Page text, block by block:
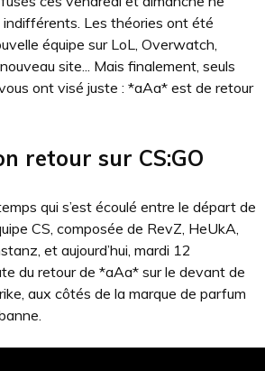
Les théories ont été
équipe sur LoL, Overwatch,
site... Mais finalement, seuls
ont visé juste : *aAa* est de retour
retour sur CS:GO
qui s’est écoulé entre le départ de
CS, composée de RevZ, HeUkA,
et aujourd’hui, mardi 12
du retour de *aAa* sur le devant de
aux côtés de la marque de parfum